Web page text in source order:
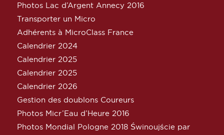
Photos Lac d’Argent Annecy 2016
Transporter un Micro
Adhérents à MicroClass France
Calendrier 2024
Calendrier 2025
Calendrier 2025
Calendrier 2026
Gestion des doublons Coureurs
Photos Micr’Eau d’Heure 2016
Photos Mondial Pologne 2018 Świnoujście par